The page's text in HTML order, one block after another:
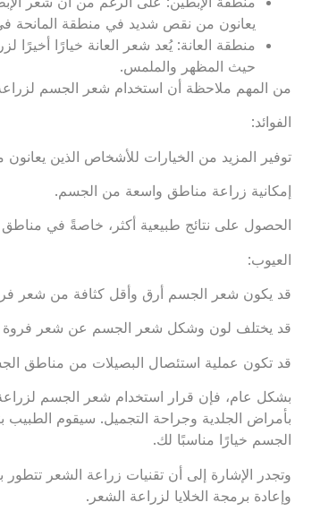
يعانون من نقص شديد في منطقة المانحة
منطقة العانة: يُعد شعر العانة خيارًا
حيث المظهر والملمس.
من المهم ملاحظة أن استخدام شعر الجسم
الفوائد:
توفير المزيد من الخيارات للأشخاص الذين
إمكانية زراعة مناطق واسعة من الجسم.
الحصول على نتائج طبيعية أكثر، خاصةً في مناطق
العيوب:
قد يكون شعر الجسم أرق وأقل كثافة من شعر
قد يختلف لون وشكل شعر الجسم عن شعر فروة
قد تكون عملية استئصال البصيلات من مناطق
بشكل عام، فإن قرار استخدام شعر الجسم
بأمراض الجلدية وجراحة التجميل. سيقوم الطبيب
الجسم خيارًا مناسبًا لك.
وتجدر الإشارة إلى أن تقنيات زراعة الشعر تتطور
وإعادة برمجة الخلايا لزراعة الشعر.